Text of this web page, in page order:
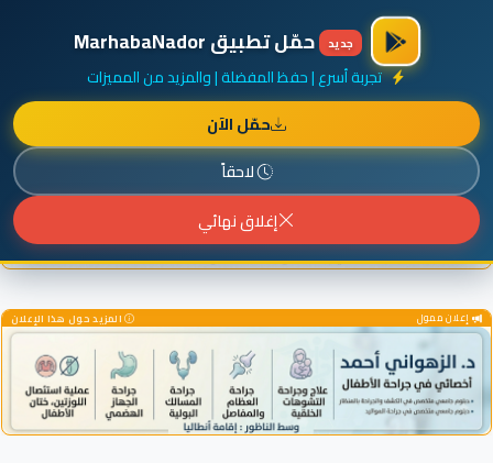
أضف نشاطك مجاناً
جديد حمّل تطبيق MarhabaNador
تجربة أسرع | حفظ المفضلة | والمزيد من المميزات
حمّل الآن
لاحقاً
إغلاق نهائي
إعلان ممول المزيد حول هذا الإعلان
إعلان ممول المزيد حول هذا الإعلان